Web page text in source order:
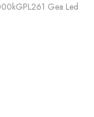
Gea Led